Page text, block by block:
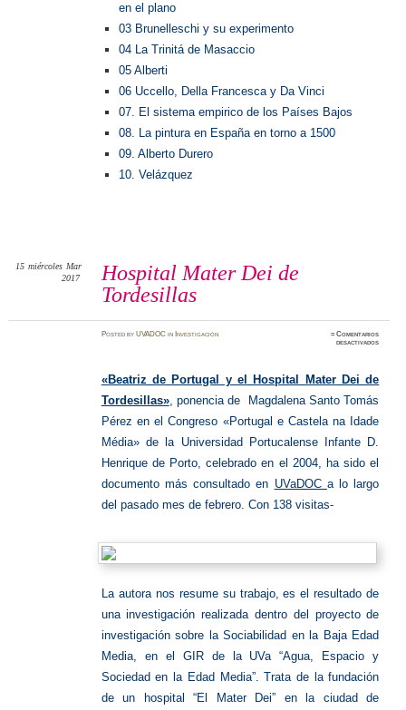
en el plano
03 Brunelleschi y su experimento
04 La Trinitá de Masaccio
05 Alberti
06 Uccello, Della Francesca y Da Vinci
07. El sistema empirico de los Países Bajos
08. La pintura en España en torno a 1500
09. Alberto Durero
10. Velázquez
Hospital Mater Dei de
Tordesillas
15 miércoles Mar
2017
PostedbyUVADOC in Investigación ≈Comentarios
desactivadosen
«Beatriz de Portugal y el Hospital Mater Dei de
Tordesillas», ponencia de Magdalena Santo Tomás
Pérez en el Congreso «Portugal e Castela na Idade
Média» de la Universidad Portucalense Infante D.
Henrique de Porto, celebrado en el 2004, ha sido el
documento más consultado en UVaDOC a lo largo
del pasado mes de febrero. Con 138 visitas-
La autora nos resume su trabajo, es el resultado de
una investigación realizada dentro del proyecto de
investigación sobre la Sociabilidad en la Baja Edad
Media, en el GIR de la UVa “Agua, Espacio y
Sociedad en la Edad Media”. Trata de la fundación
de un hospital “El Mater Dei” en la ciudad de